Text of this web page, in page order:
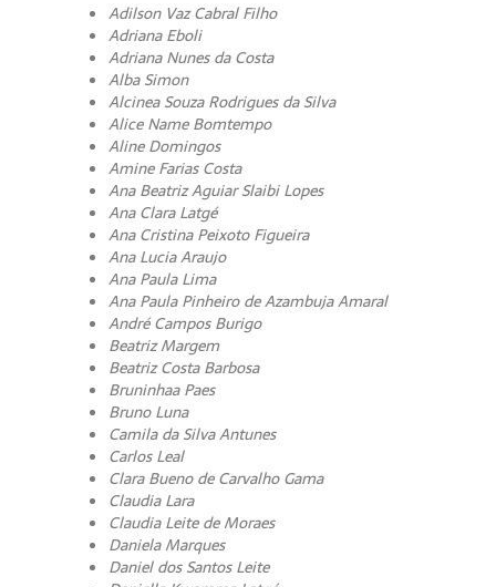
Adilson Vaz Cabral Filho
Adriana Eboli
Adriana Nunes da Costa
Alba Simon
Alcinea Souza Rodrigues da Silva
Alice Name Bomtempo
Aline Domingos
Amine Farias Costa
Ana Beatriz Aguiar Slaibi Lopes
Ana Clara Latgé
Ana Cristina Peixoto Figueira
Ana Lucia Araujo
Ana Paula Lima
Ana Paula Pinheiro de Azambuja Amaral
André Campos Burigo
Beatriz Margem
Beatriz Costa Barbosa
Bruninhaa Paes
Bruno Luna
Camila da Silva Antunes
Carlos Leal
Clara Bueno de Carvalho Gama
Claudia Lara
Claudia Leite de Moraes
Daniela Marques
Daniel dos Santos Leite